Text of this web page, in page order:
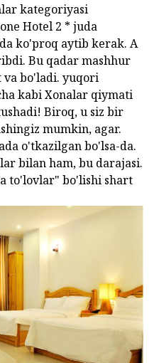
kategoriyasi
Hotel 2 * juda
ko'proq aytib kerak. A
Bu qadar mashhur
bo'ladi. yuqori
kabi Xonalar qiymati
Biroq, u siz bir
mumkin, agar.
o'tkazilgan bo'lsa-da.
bilan ham, bu darajasi.
to'lovlar" bo'lishi shart